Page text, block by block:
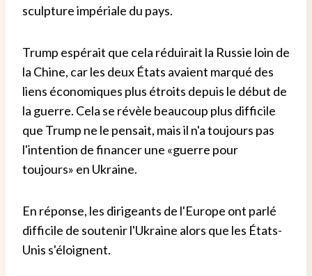
sculpture impériale du pays.
Trump espérait que cela réduirait la Russie loin de
la Chine, car les deux États avaient marqué des
liens économiques plus étroits depuis le début de
la guerre. Cela se révèle beaucoup plus difficile
que Trump ne le pensait, mais il n'a toujours pas
l'intention de financer une «guerre pour
toujours» en Ukraine.
En réponse, les dirigeants de l'Europe ont parlé
difficile de soutenir l'Ukraine alors que les États-
Unis s'éloignent.